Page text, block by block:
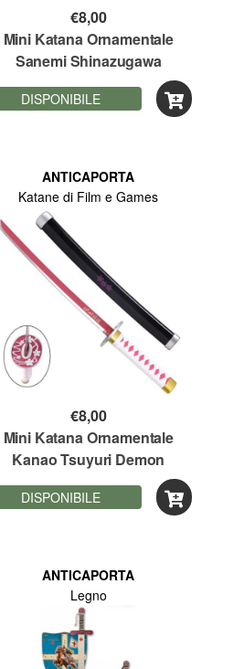
€8,00
Mini Katana Ornamentale
Sanemi Shinazugawa
Demon Slayer 45 cm lama
bamboo
DISPONIBILE
ANTICAPORTA
Katane di Film e Games
€8,00
Mini Katana Ornamentale
Kanao Tsuyuri Demon
45 cm lama bamboo
DISPONIBILE
ANTICAPORTA
Legno